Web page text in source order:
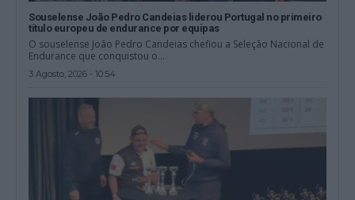
Souselense João Pedro Candeias liderou Portugal no primeiro
título europeu de endurance por equipas
O souselense João Pedro Candeias chefiou a Seleção Nacional de
Endurance que conquistou o...
3 Agosto, 2026 - 10:54